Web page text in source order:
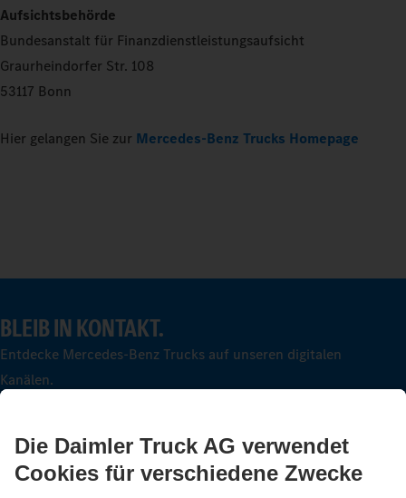
Aufsichtsbehörde
Bundesanstalt für Finanzdienstleistungsaufsicht
Graurheindorfer Str. 108
53117 Bonn
Hier gelangen Sie zur Mercedes-Benz Trucks Homepage
BLEIB IN KONTAKT.
Entdecke Mercedes-Benz Trucks auf unseren digitalen
Kanälen.